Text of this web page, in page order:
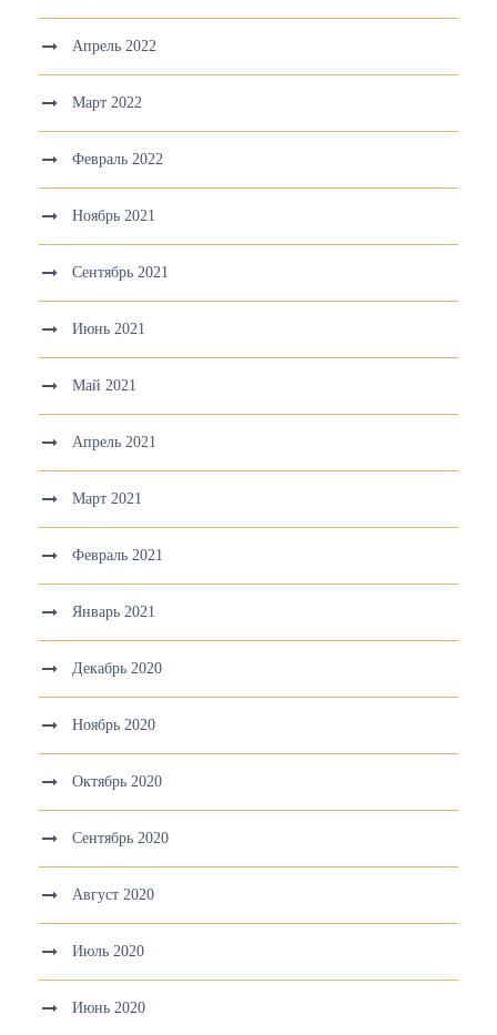
Апрель 2022
Март 2022
Февраль 2022
Ноябрь 2021
Сентябрь 2021
Июнь 2021
Май 2021
Апрель 2021
Март 2021
Февраль 2021
Январь 2021
Декабрь 2020
Ноябрь 2020
Октябрь 2020
Сентябрь 2020
Август 2020
Июль 2020
Июнь 2020